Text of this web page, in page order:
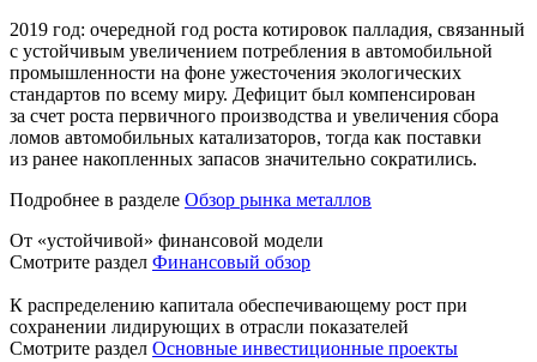
2019 год: очередной год роста котировок палладия, связанный
с устойчивым увеличением потребления в автомобильной
промышленности на фоне ужесточения экологических
стандартов по всему миру. Дефицит был компенсирован
за счет роста первичного производства и увеличения сбора
ломов автомобильных катализаторов, тогда как поставки
из ранее накопленных запасов значительно сократились.
Подробнее в разделе Обзор рынка металлов
От «устойчивой» финансовой модели
Смотрите раздел Финансовый обзор
К распределению капитала обеспечивающему рост при
сохранении лидирующих в отрасли показателей
Смотрите раздел Основные инвестиционные проекты